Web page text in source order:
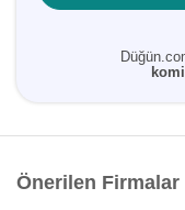
Önerilen Firmalar